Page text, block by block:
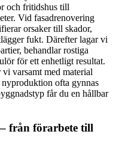
och fritidshus till
Vid fasadrenovering
orsaker till skador,
fukt. Därefter lagar vi
behandlar rostiga
för ett enhetligt resultat.
varsamt med material
ofta gynnas
får du en hållbar
från förarbete till